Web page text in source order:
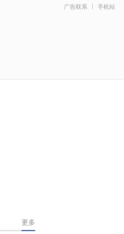
手机站
广告联系
更多